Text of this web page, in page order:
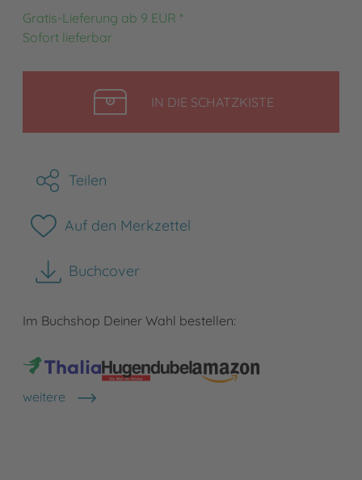
Gratis-Lieferung ab 9 EUR *
Sofort lieferbar
IN DIE SCHATZKISTELEGEN
Teilen
Auf den Merkzettel
Buchcover
herunterladen
Im Buchshop Deiner Wahl bestellen:
weitere
Shops anzeigen